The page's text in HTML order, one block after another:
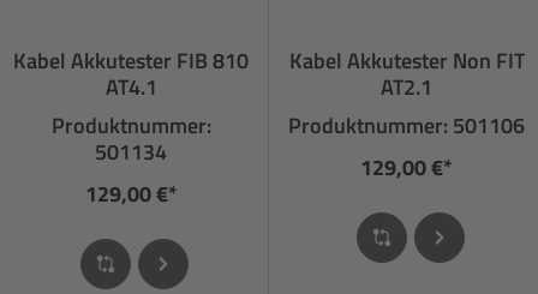
Kabel Akkutester FIB 810
AT4.1
Produktnummer:
501134
129,00 €*
Kabel Akkutester Non FIT
AT2.1
Produktnummer: 501106
129,00 €*